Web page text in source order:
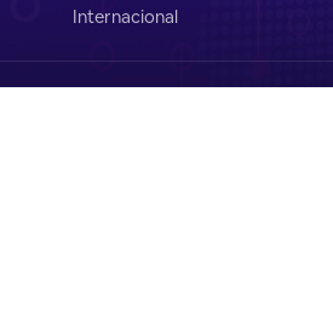
Internacional